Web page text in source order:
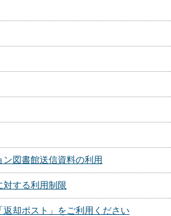
図書館送信資料の利用
対する利用制限
却ポスト」をご利用ください